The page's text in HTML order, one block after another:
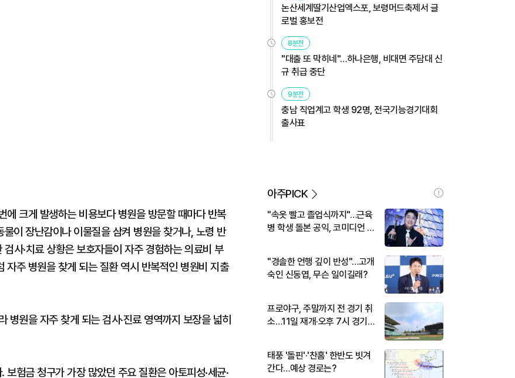
크게 발생하는 비용보다 병원을 방문할 때마다 반복
이 장난감이나 이물질을 삼켜 병원을 찾거나, 노령 반
사·치료 상황은 보호자들이 자주 경험하는 의료비 부
자주 병원을 찾게 되는 질환 역시 반복적인 병원비 지출
병원을 자주 찾게 되는 검사·진료 영역까지 보장을 넓히
험금 청구가 가장 많았던 주요 질환은 아토피성·세균·
논산세계딸기산업엑스포, 보령머드축제서 글
로벌 홍보전
8분전
"대출 또 막히네"…하나은행, 비대면 주담대 신
규 취급 중단
9분전
충남 직업계고 학생 92명, 전국기능경기대회
출사표
아주PICK
"속옷 빨고 졸업식까지"…근육
병 학생 돌본 공익, 코미디언 김
"경솔한 언행 깊이 반성"…고개
숙인 신동엽, 무슨 일이길래?
프로야구, 주말까지 전 경기 취
소…11일 재개·오후 7시 경기
태풍 '돌핀'·'찬홈' 한반도 빗겨
간다…예상 경로는?